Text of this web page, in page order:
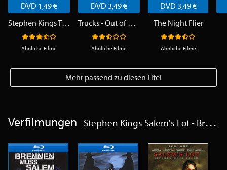
DVD 1,49 €
Stephen Kings The Shining
Ähnliche Filme
DVD 3,49 €
Trucks - Out of Control
Ähnliche Filme
DVD 3,49 €
The Night Flier
Ähnliche Filme
Mehr passend zu diesen Titel
Verfilmungen Stephen Kings Salem's Lot - Brennen muss Salem